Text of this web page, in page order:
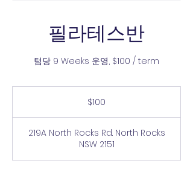
필라테스반
텀당 9 Weeks 운영, $100 / term
$100
219A North Rocks Rd. North Rocks
NSW 2151